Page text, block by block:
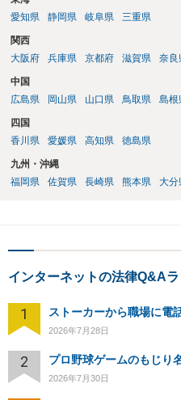
愛知県
静岡県 岐阜県 三重県
関西
大阪府
兵庫県 京都府 滋賀県 奈良
中国
広島県
岡山県 山口県 鳥取県 島根
四国
香川県
愛媛県 高知県 徳島県
九州・沖縄
福岡県
佐賀県 長崎県 熊本県 大分
インターネットの法律Q&A
1 ストーカーから職場に電
2026年7月28日
2 プロ野球ゲームのもじり
2026年7月30日